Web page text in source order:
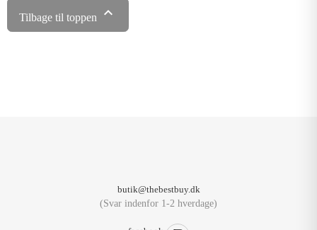
Tilbage til toppen 
butik@thebestbuy.dk
(Svar indenfor 1-2 hverdage)